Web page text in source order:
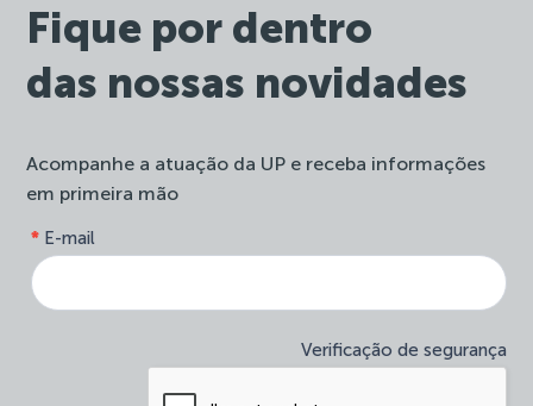
Fique por dentro
das nossas novidades
Acompanhe a atuação da UP e receba informações
em primeira mão
site-
newsletter
E-mail
*
Verificação de segurança
você
é
humano,
este
campo